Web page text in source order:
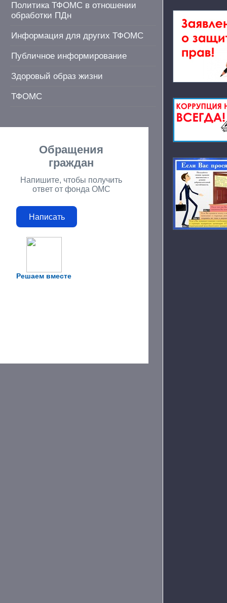
Политика ТФОМС в отношении
обработки ПДн
Информация для других ТФОМС
Публичное информирование
Здоровый образ жизни
ТФОМС
Решаем вместе
Обращения
граждан
Напишите, чтобы получить
ответ от фонда ОМС
Написать